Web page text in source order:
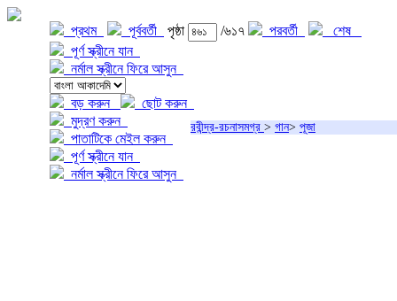
প্রথম পূর্ববর্তী পৃষ্ঠা /৬১৭ পরবর্তী
শেষ
পূর্ণ স্ক্রীনে যান
নর্মাল স্ক্রীনে ফিরে আসুন
বড় করুন
ছোট করুন
মুদ্রণ করুন
পাতাটিকে মেইল করুন
পূর্ণ স্ক্রীনে যান
নর্মাল স্ক্রীনে ফিরে আসুন
রবীন্দ্র-রচনাসমগ্র > গান> পূজা